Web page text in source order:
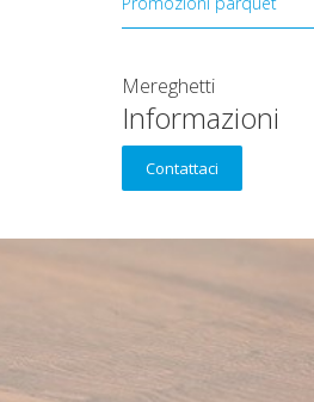
Mereghetti
Informazioni
Contattaci